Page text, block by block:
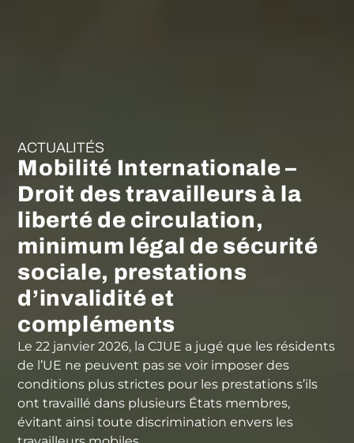
ACTUALITÉS
Mobilité Internationale –
Droit des travailleurs à la
liberté de circulation,
minimum légal de sécurité
sociale, prestations
d’invalidité et
compléments
Le 22 janvier 2026, la CJUE a jugé que les résidents
de l’UE ne peuvent pas se voir imposer des
conditions plus strictes pour les prestations s’ils
ont travaillé dans plusieurs États membres,
évitant ainsi toute discrimination envers les